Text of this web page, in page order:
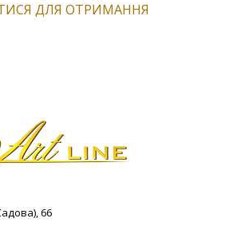
ДЛЯ ОТРИМАННЯ
66